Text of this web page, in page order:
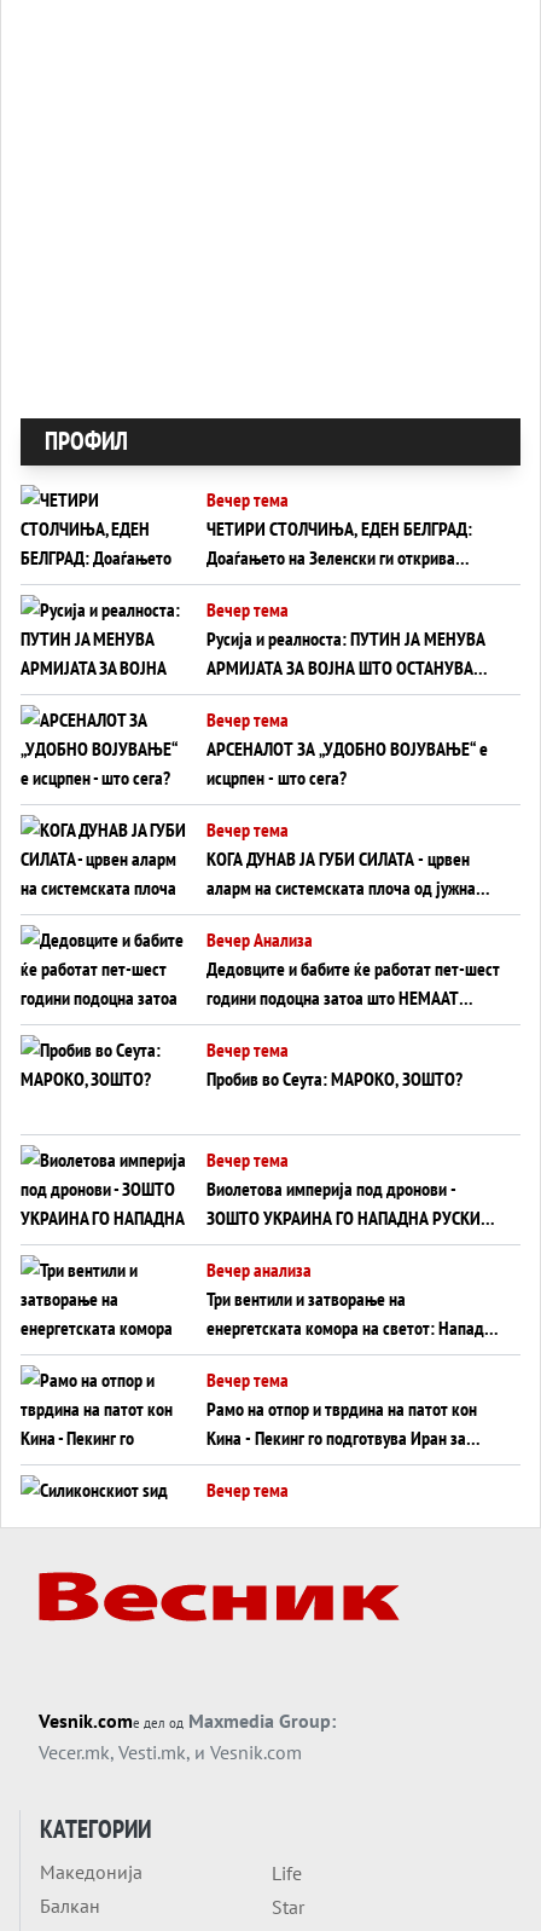
ПРОФИЛ
Вечер тема
ЧЕТИРИ СТОЛЧИЊА, ЕДЕН БЕЛГРАД:
Доаѓањето на Зеленски ги открива
тајните на политиката на балансирање
на Вучиќ
Вечер тема
Русија и реалноста: ПУТИН ЈА МЕНУВА
АРМИЈАТА ЗА ВОЈНА ШТО ОСТАНУВА
БЕЗ ФРОНТ
Вечер тема
АРСЕНАЛОТ ЗА „УДОБНО ВОЈУВАЊЕ“ е
исцрпен - што сега?
Вечер тема
КОГА ДУНАВ ЈА ГУБИ СИЛАТА - црвен
аларм на системската плоча од јужна
Германија до Црното Море...
Вечер Анализа
Дедовците и бабите ќе работат пет-шест
години подоцна затоа што НЕМААТ
ВНУЦИ ДА ГИ ЗАМЕНАТ
Вечер тема
Пробив во Сеута: МАРОКО, ЗОШТО?
Вечер тема
Виолетова империја под дронови -
ЗОШТО УКРАИНА ГО НАПАДНА РУСКИОТ
WILDBERRIES
Вечер анализа
Три вентили и затворање на
енергетската комора на светот: Нападот
во Суец најавува глобален енергетски
инфаркт?
Вечер тема
Рамо на отпор и тврдина на патот кон
Кина - Пекинг го подготвува Иран за
американска копнена инвазија
Вечер тема
Вечер тема
Трамп тврди дека повторно „разговара“
Вечер тема
ДЛАБОКО УДОЛУ: Сметководствените
трикови што го соборија ЕНРОН ги
Vesnik.comе дел од Maxmedia Group:
Vecer.mk, Vesti.mk, и Vesnik.com
КАТЕГОРИИ
Македонија
Балкан
Life
Star